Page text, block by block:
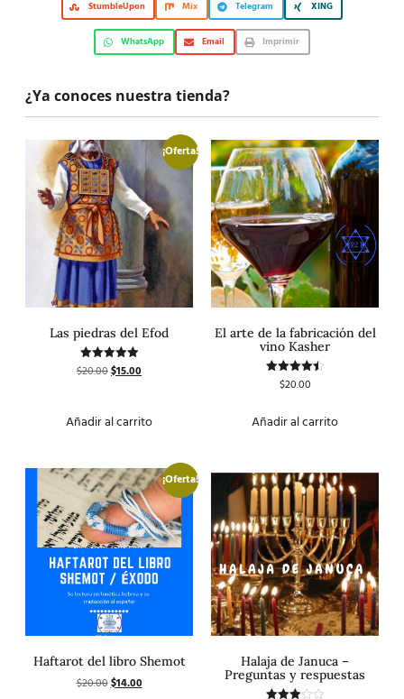
StumbleUpon Mix Telegram XING
WhatsApp Email Imprimir
¿Ya conoces nuestra tienda?
¡Oferta!
Las piedras del Efod
Valorado
con
$20.00$15.00
Añadir al carrito
El arte de la fabricación del
vino Kasher
Valorado
$20.00
Añadir al carrito
¡Oferta!
Haftarot del libro Shemot
$20.00$14.00
Halaja de Januca –
Preguntas y respuestas